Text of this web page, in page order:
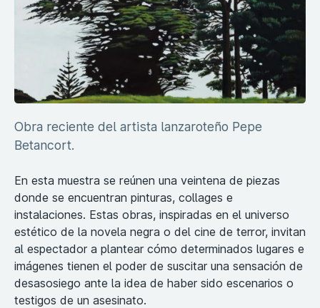
Obra reciente del artista lanzaroteño Pepe
Betancort.
En esta muestra se reúnen una veintena de piezas
donde se encuentran pinturas, collages e
instalaciones. Estas obras, inspiradas en el universo
estético de la novela negra o del cine de terror, invitan
al espectador a plantear cómo determinados lugares e
imágenes tienen el poder de suscitar una sensación de
desasosiego ante la idea de haber sido escenarios o
testigos de un asesinato.